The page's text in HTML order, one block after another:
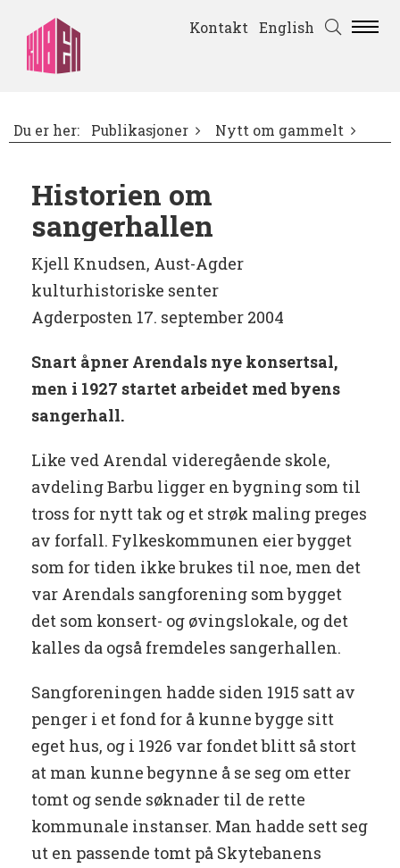
Kontakt English
Du er her: Publikasjoner Nytt om gammelt
Historien om
sangerhallen
Kjell Knudsen, Aust-Agder
kulturhistoriske senter
Agderposten 17. september 2004
Snart åpner Arendals nye konsertsal,
men i 1927 startet arbeidet med byens
sangerhall.
Like ved Arendal videregående skole,
avdeling Barbu ligger en bygning som til
tross for nytt tak og et strøk maling preges
av forfall. Fylkeskommunen eier bygget
som for tiden ikke brukes til noe, men det
var Arendals sangforening som bygget
det som konsert- og øvingslokale, og det
kalles da også fremdeles sangerhallen.
Sangforeningen hadde siden 1915 satt av
penger i et fond for å kunne bygge sitt
eget hus, og i 1926 var fondet blitt så stort
at man kunne begynne å se seg om etter
tomt og sende søknader til de rette
kommunale instanser. Man hadde sett seg
ut en passende tomt på Skytebanens